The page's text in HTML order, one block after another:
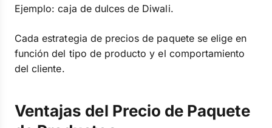
Ejemplo: caja de dulces de Diwali.
Cada estrategia de precios de paquete se elige en
función del tipo de producto y el comportamiento
del cliente.
Ventajas del Precio de Paquete